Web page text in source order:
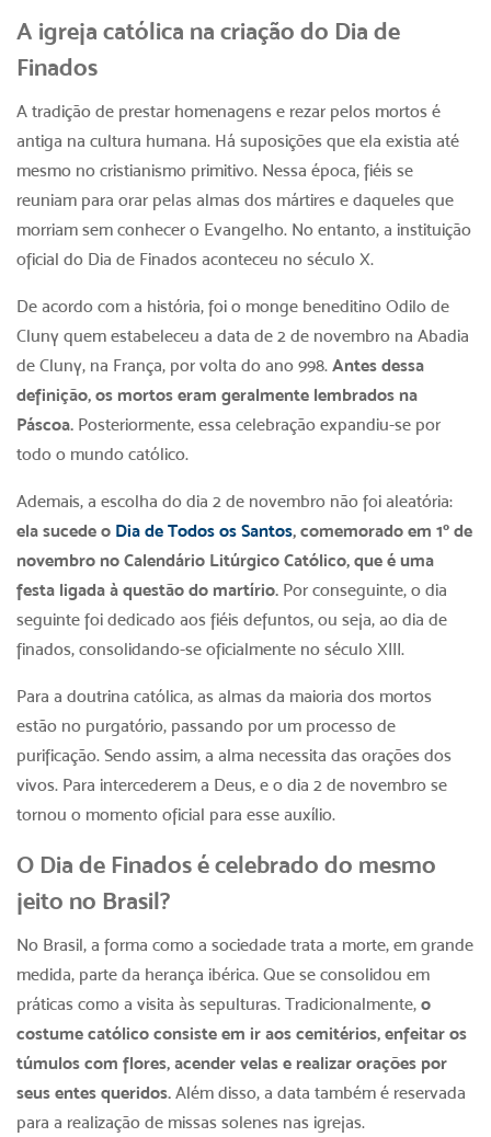
A igreja católica na criação do Dia de
Finados
A tradição de prestar homenagens e rezar pelos mortos é
antiga na cultura humana. Há suposições que ela existia até
mesmo no cristianismo primitivo. Nessa época, fiéis se
reuniam para orar pelas almas dos mártires e daqueles que
morriam sem conhecer o Evangelho. No entanto, a instituição
oficial do Dia de Finados aconteceu no século X.
De acordo com a história, foi o monge beneditino Odilo de
Cluny quem estabeleceu a data de 2 de novembro na Abadia
de Cluny, na França, por volta do ano 998. Antes dessa
definição, os mortos eram geralmente lembrados na
Páscoa. Posteriormente, essa celebração expandiu-se por
todo o mundo católico.
Ademais, a escolha do dia 2 de novembro não foi aleatória:
ela sucede o Dia de Todos os Santos, comemorado em 1º de
novembro no Calendário Litúrgico Católico, que é uma
festa ligada à questão do martírio. Por conseguinte, o dia
seguinte foi dedicado aos fiéis defuntos, ou seja, ao dia de
finados, consolidando-se oficialmente no século XIII.
Para a doutrina católica, as almas da maioria dos mortos
estão no purgatório, passando por um processo de
purificação. Sendo assim, a alma necessita das orações dos
vivos. Para intercederem a Deus, e o dia 2 de novembro se
tornou o momento oficial para esse auxílio.
O Dia de Finados é celebrado do mesmo
jeito no Brasil?
No Brasil, a forma como a sociedade trata a morte, em grande
medida, parte da herança ibérica. Que se consolidou em
práticas como a visita às sepulturas. Tradicionalmente, o
costume católico consiste em ir aos cemitérios, enfeitar os
túmulos com flores, acender velas e realizar orações por
seus entes queridos. Além disso, a data também é reservada
para a realização de missas solenes nas igrejas.